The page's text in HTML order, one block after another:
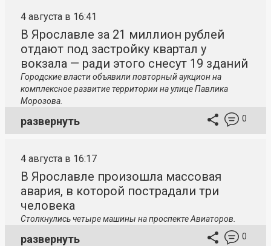
4 августа в 16:41
В Ярославле за 21 миллион рублей
отдают под застройку квартал у
вокзала — ради этого снесут 19 зданий
Городские власти объявили повторный аукцион на
комплексное развитие территории на улице Павлика
Морозова.
развернуть 0
4 августа в 16:17
В Ярославле произошла массовая
авария, в которой пострадали три
человека
Столкнулись четыре машины на проспекте Авиаторов.
развернуть 0